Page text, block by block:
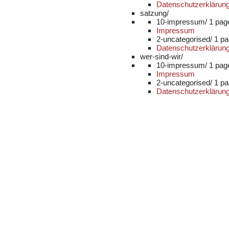
satzung/
10-impressum/ 1
Impressum
2-uncategorised/ 1
wer-sind-wir/
10-impressum/ 1
Impressum
2-uncategorised/ 1